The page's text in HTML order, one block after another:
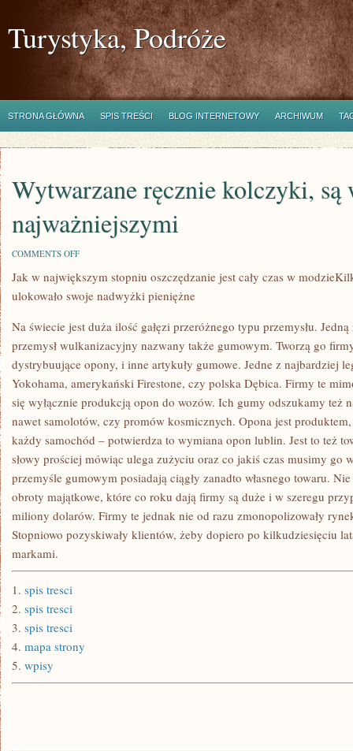
Turystyka, Podróże
STRONA GŁÓWNA SPIS TREŚCI BLOG INTERNETOWY ARCHIWUM
Wytwarzane ręcznie kolczyki, są
najważniejszymi
COMMENTS OFFON
RĘCZNIE
KOLCZYKI,
SĄ
STANIE
NAJWAŻNIEJSZYMI
Jak w największym stopniu oszczędzanie jest cały czas w
ulokowało swoje nadwyżki pieniężne
Na świecie jest duża ilość gałęzi przeróżnego typu przemysłu. Jedną
przemysł wulkanizacyjny nazwany także gumowym. Tworzą go
dystrybuujące opony, i inne artykuły gumowe. Jedne z najbardziej
Yokohama, amerykański Firestone, czy polska Dębica. Firmy te
się wyłącznie produkcją opon do wozów. Ich gumy odszukamy też
nawet samolotów, czy promów kosmicznych. Opona jest
każdy samochód – potwierdza to wymiana opon lublin. Jest to też
słowy prościej mówiąc ulega zużyciu oraz co jakiś czas musimy go
przemyśle gumowym posiadają ciągły zanadto własnego towaru.
obroty majątkowe, które co roku dają firmy są duże i w szeregu
miliony dolarów. Firmy te jednak nie od razu zmonopolizowały
Stopniowo pozyskiwały klientów, żeby dopiero po kilkudziesięciu
markami.
1. spis tresci
2. spis tresci
3. spis tresci
4. mapa strony
5. wpisy